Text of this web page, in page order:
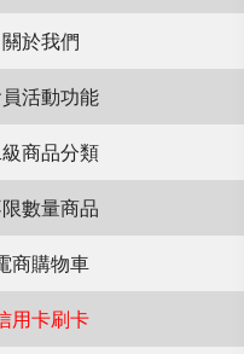
關於我們
活動功能
商品分類
數量商品
商購物車
用卡刷卡